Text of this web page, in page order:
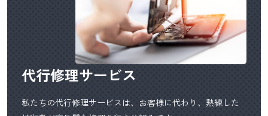
代行修理サービス
私たちの代行修理サービスは、お客様に代わり、熱練した